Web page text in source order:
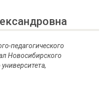
педагогического
Новосибирского